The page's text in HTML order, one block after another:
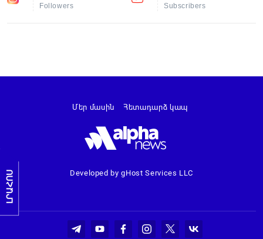
Followers Subscribers
ԼՐԱՀՈՍ Developed by gHost Services LLC
Մեր մասին Հետադարձ կապ